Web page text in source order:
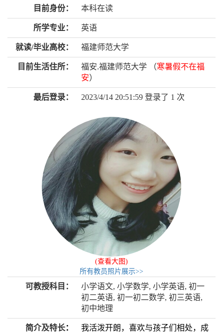
目前身份： 本科在读
所学专业： 英语
就读/毕业高校： 福建师范大学
目前生活住所： 福安.福建师范大学 （寒暑假不在福
安）
最后登录： 2023/4/14 20:51:59 登录了 1 次
(查看大图)
所有教员照片展示>>
可教授科目：
小学语文, 小学数学, 小学英语, 初一
初二英语, 初一初二数学, 初三英语,
初中地理
简介及特长：
我活泼开朗，喜欢与孩子们相处，成